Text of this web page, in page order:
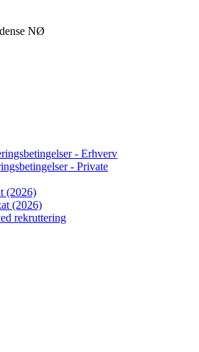
NØ
- Erhverv
- Private
(2026)
(2026)
rekruttering